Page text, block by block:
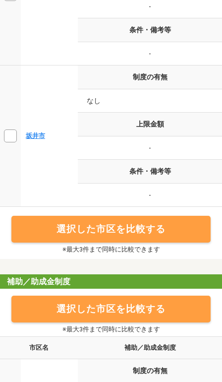
-
条件・備考等
-
坂井市
制度の有無
なし
上限金額
-
条件・備考等
-
選択した市区を比較する
※最大3件まで同時に比較できます
補助／助成金制度
選択した市区を比較する
※最大3件まで同時に比較できます
市区名 補助／助成金制度
制度の有無